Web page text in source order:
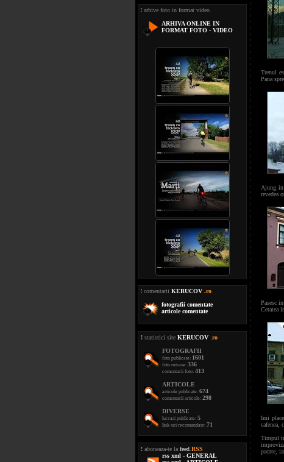
! arhive foto in format video
ARHIVA ONLINE IN
FORMAT FOTO - VIDEO
! comentarii KERUCOV .ro
fotografii comentate
articole comentate
! statistici site KERUCOV ro
FOTOGRAFII
foto publicate: 1601
foto retrase: 336
comentarii foto: 413
ARTICOLE
articole publicate: 674
comentarii articole: 298
DIVERSE
lucrari publicate: 5
link-uri recomandate: 71
! aboneaza-te la feed RSS
rss xml - GENERAL
Trenul
Pana
Ajung in
revedea
Pasesc
Cetatea
Imi
cafenea,
Timpul
pacate,